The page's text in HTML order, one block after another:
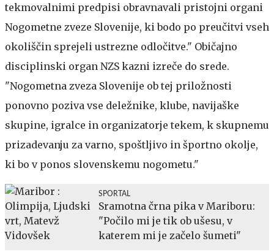
tekmovalnimi predpisi obravnavali pristojni organi
Nogometne zveze Slovenije, ki bodo po preučitvi vseh
okoliščin sprejeli ustrezne odločitve." Običajno
disciplinski organ NZS kazni izreče do srede.
"Nogometna zveza Slovenije ob tej priložnosti
ponovno poziva vse deležnike, klube, navijaške
skupine, igralce in organizatorje tekem, k skupnemu
prizadevanju za varno, spoštljivo in športno okolje,
ki bo v ponos slovenskemu nogometu."
SPORTAL
Sramotna črna pika v Mariboru:
"Počilo mi je tik ob ušesu, v
katerem mi je začelo šumeti"